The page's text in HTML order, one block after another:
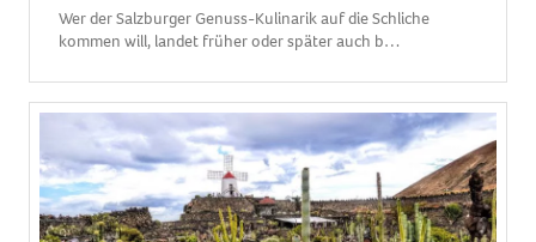
Wer der Salzburger Genuss-Kulinarik auf die Schliche
kommen will, landet früher oder später auch b…